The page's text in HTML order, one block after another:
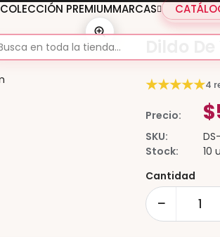
COLECCIÓN PREMIUMMARCAS
Dildo
★★★★★4
Precio:
SKU:
Stock:
10
Cantidad
−